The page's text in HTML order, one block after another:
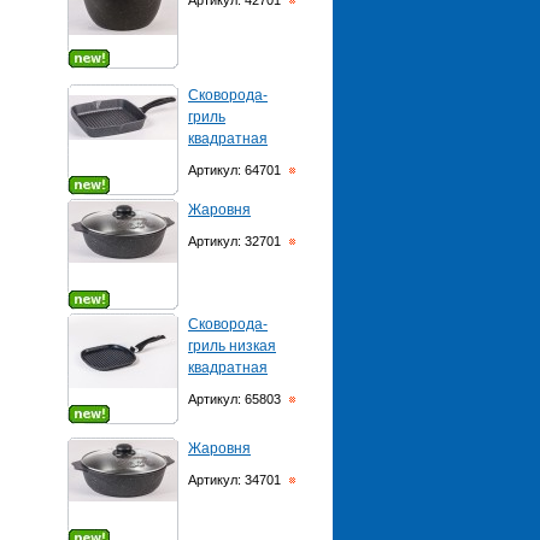
Сковорода-
гриль
квадратная
Артикул: 64701
Жаровня
Артикул: 32701
Сковорода-
гриль низкая
квадратная
Артикул: 65803
Жаровня
Артикул: 34701